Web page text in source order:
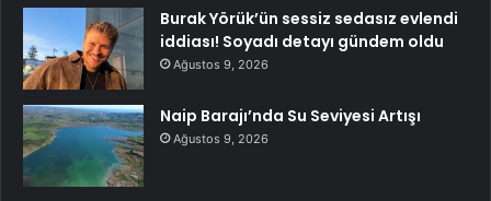
Burak Yörük’ün sessiz sedasız evlendi
iddiası! Soyadı detayı gündem oldu
Ağustos 9, 2026
Naip Barajı’nda Su Seviyesi Artışı
Ağustos 9, 2026